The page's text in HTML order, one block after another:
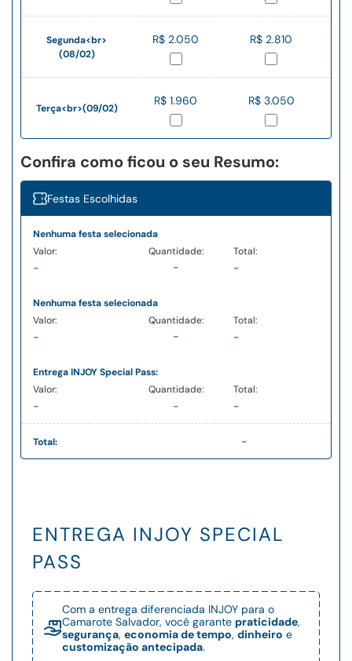
Segunda<br>
(08/02)
R$ 2.050 R$ 2.810
Terça<br>(09/02)
R$ 1.960 R$ 3.050
Confira como ficou o seu Resumo:
Festas Escolhidas
Nenhuma festa selecionada
- - -
Nenhuma festa selecionada
- - -
Entrega INJOY Special Pass:
- - -
Total: -
ENTREGA INJOY SPECIAL
PASS
Com a entrega diferenciada INJOY para o
Camarote Salvador, você garante praticidade,
segurança, economia de tempo, dinheiro e
customização antecipada.